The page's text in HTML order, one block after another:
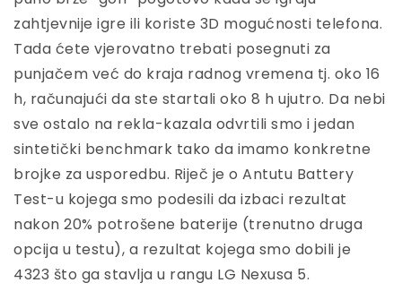
zahtjevnije igre ili koriste 3D mogućnosti telefona.
Tada ćete vjerovatno trebati posegnuti za
punjačem već do kraja radnog vremena tj. oko 16
h, računajući da ste startali oko 8 h ujutro. Da nebi
sve ostalo na rekla-kazala odvrtili smo i jedan
sintetički benchmark tako da imamo konkretne
brojke za usporedbu. Riječ je o Antutu Battery
Test-u kojega smo podesili da izbaci rezultat
nakon 20% potrošene baterije (trenutno druga
opcija u testu), a rezultat kojega smo dobili je
4323 što ga stavlja u rangu LG Nexusa 5.